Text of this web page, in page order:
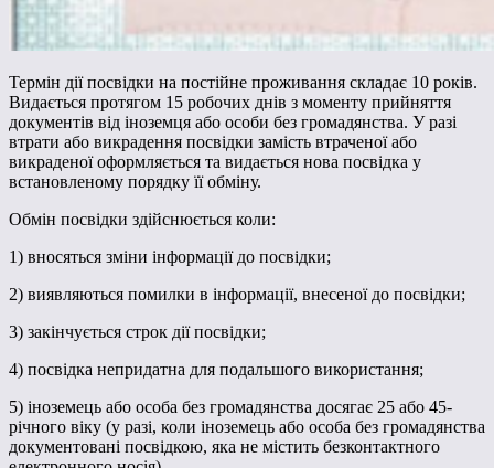
Термін дії посвідки на постійне проживання складає 10 років.
Видається протягом 15 робочих днів з моменту прийняття
документів від іноземця або особи без громадянства. У разі
втрати або викрадення посвідки замість втраченої або
викраденої оформляється та видається нова посвідка у
встановленому порядку її обміну.
Обмін посвідки здійснюється коли:
1) вносяться зміни інформації до посвідки;
2) виявляються помилки в інформації, внесеної до посвідки;
3) закінчується строк дії посвідки;
4) посвідка непридатна для подальшого використання;
5) іноземець або особа без громадянства досягає 25 або 45-
річного віку (у разі, коли іноземець або особа без громадянства
документовані посвідкою, яка не містить безконтактного